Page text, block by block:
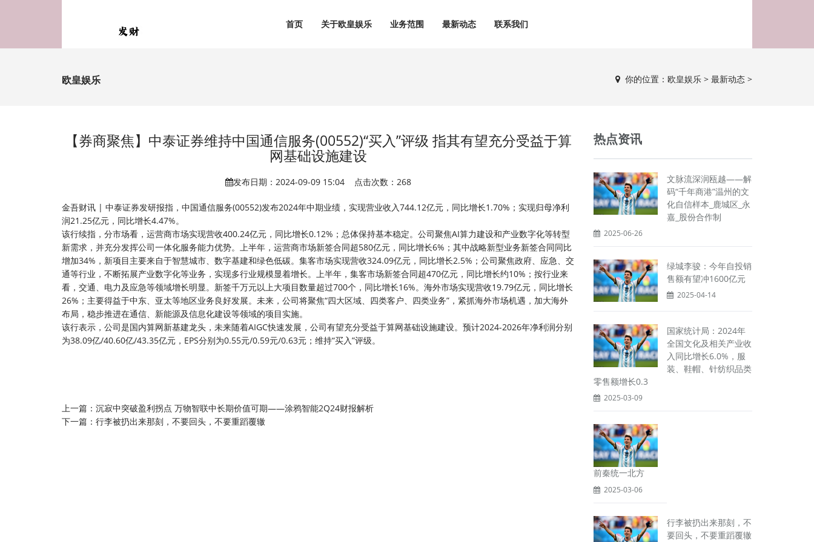
首页 关于欧皇娱乐 业务范围 最新动态 联系我们
欧皇娱乐 你的位置： 欧皇娱乐 > 最新动态 >
【券商聚焦】中泰证券维持中国通信服务(00552)“买入”评级 指其有望充分受益于算
网基础设施建设
发布日期：2024-09-09 15:04 点击次数：268
金吾财讯 | 中泰证券发研报指，中国通信服务(00552)发布2024年中期业绩，实现营业收入744.12亿元，同比增长1.70%；实现归母净利
润21.25亿元，同比增长4.47%。
该行续指，分市场看，运营商市场实现营收400.24亿元，同比增长0.12%；总体保持基本稳定。公司聚焦AI算力建设和产业数字化等转型
新需求，并充分发挥公司一体化服务能力优势。上半年，运营商市场新签合同超580亿元，同比增长6%；其中战略新型业务新签合同同比
增加34%，新项目主要来自于智慧城市、数字基建和绿色低碳。集客市场实现营收324.09亿元，同比增长2.5%；公司聚焦政府、应急、交
通等行业，不断拓展产业数字化等业务，实现多行业规模显着增长。上半年，集客市场新签合同超470亿元，同比增长约10%；按行业来
看，交通、电力及应急等领域增长明显。新签千万元以上大项目数量超过700个，同比增长16%。海外市场实现营收19.79亿元，同比增长
26%；主要得益于中东、亚太等地区业务良好发展。未来，公司将聚焦“四大区域、四类客户、四类业务”，紧抓海外市场机遇，加大海外
布局，稳步推进在通信、新能源及信息化建设等领域的项目实施。
该行表示，公司是国内算网新基建龙头，未来随着AIGC快速发展，公司有望充分受益于算网基础设施建设。预计2024-2026年净利润分别
为38.09亿/40.60亿/43.35亿元，EPS分别为0.55元/0.59元/0.63元；维持“买入”评级。
上一篇： 沉寂中突破盈利拐点 万物智联中长期价值可期——涂鸦智能2Q24财报解析
下一篇： 行李被扔出来那刻，不要回头，不要重蹈覆辙 ​​​
热点资讯
文脉流深润瓯越——解
码“千年商港”温州的文
化自信样本_鹿城区_永
嘉_股份合作制
2025-06-26
绿城李骏：今年自投销
售额有望冲1600亿元
2025-04-14
国家统计局：2024年
全国文化及相关产业收
入同比增长6.0%，服
装、鞋帽、针纺织品类
零售额增长0.3
2025-03-09
前秦统一北方
2025-03-06
行李被扔出来那刻，不
要回头，不要重蹈覆辙